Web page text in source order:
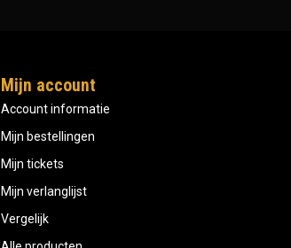
Mijn account
Account informatie
Mijn bestellingen
Mijn tickets
Mijn verlanglijst
Vergelijk